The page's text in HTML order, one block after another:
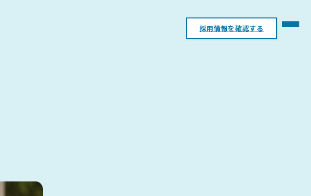
採用情報を確認する